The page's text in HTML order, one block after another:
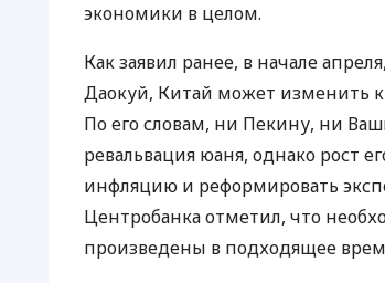
экономики в целом.
Как заявил ранее, в начале
Даокуй, Китай может изменить
По его словам, ни Пекину, ни
ревальвация юаня, однако рост
инфляцию и реформировать
Центробанка отметил, что
произведены в подходящее